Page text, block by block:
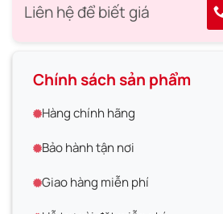
Liên hệ để biết giá
Chính sách sản phẩm
Hàng chính hãng
Bảo hành tận nơi
Giao hàng miễn phí